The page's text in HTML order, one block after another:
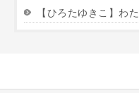
【ひろたゆきこ】わ